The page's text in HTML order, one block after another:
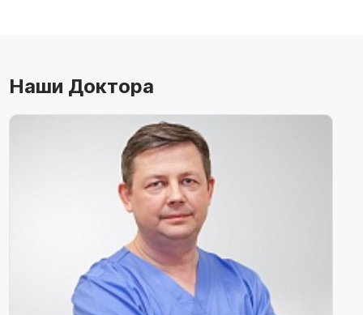
Наши Доктора